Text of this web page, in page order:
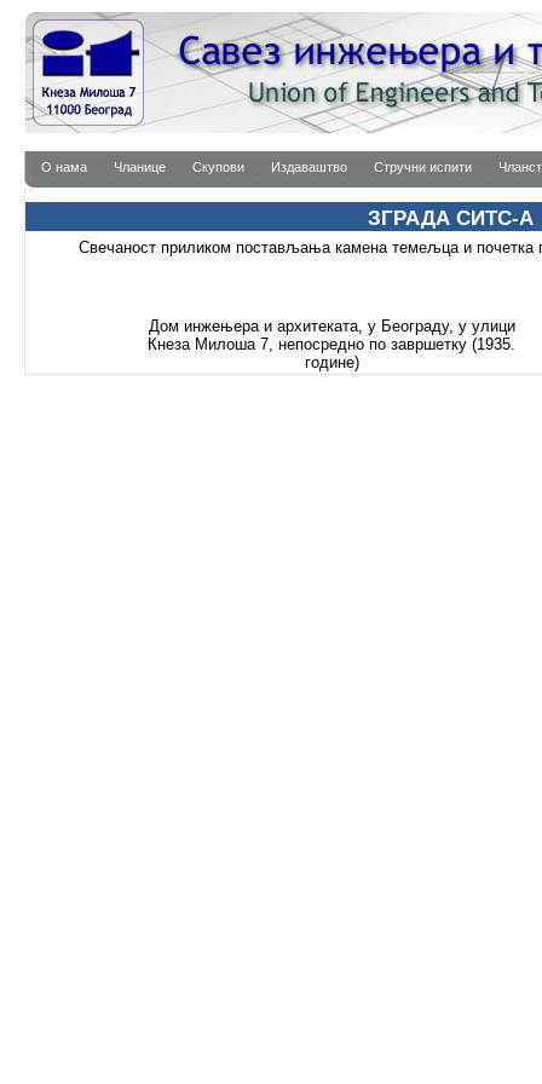
О нама Чланице Скупови Издаваштво Стручни испити
ЗГРАДА СИТС-А
Свечаност приликом постављања камена темељца и почетка
Дом инжењера и архитеката, у Београду, у улици
Кнеза Милоша 7, непосредно по завршетку (1935.
године)